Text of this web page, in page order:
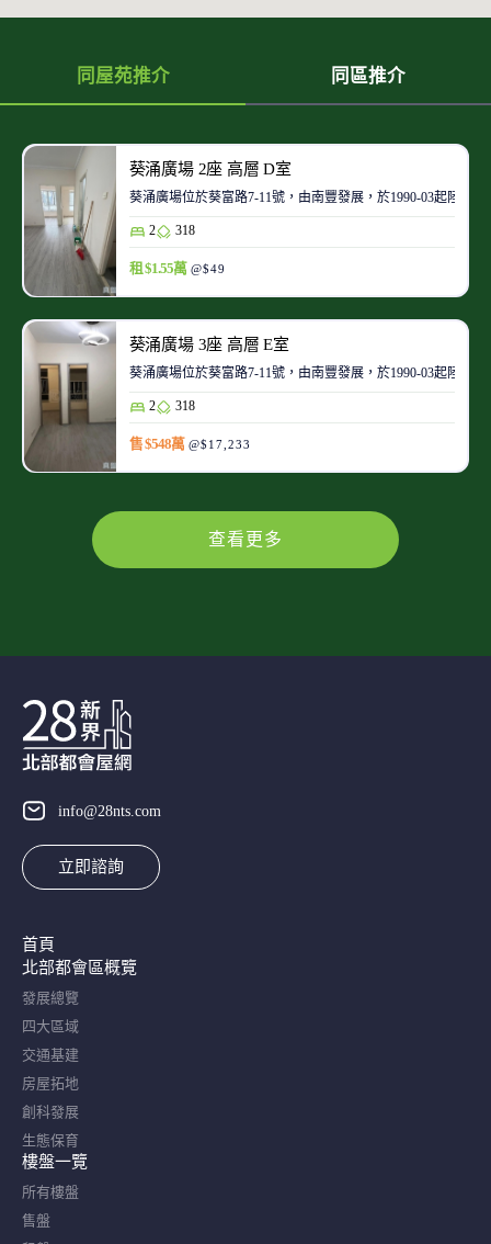
同屋苑推介 同區推介
葵涌廣場 2座 高層 D室
葵涌廣場位於葵富路7-11號，由南豐發展，於1990-03起陸續
2 318
租 $1.55萬 @$49
葵涌廣場 3座 高層 E室
葵涌廣場位於葵富路7-11號，由南豐發展，於1990-03起陸續
2 318
售 $548萬 @$17,233
查看更多
info@28nts.com
立即諮詢
首頁
北部都會區概覽​
發展總覽
四大區域
交通基建
房屋拓地
創科發展
生態保育
樓盤一覽
所有樓盤
售盤